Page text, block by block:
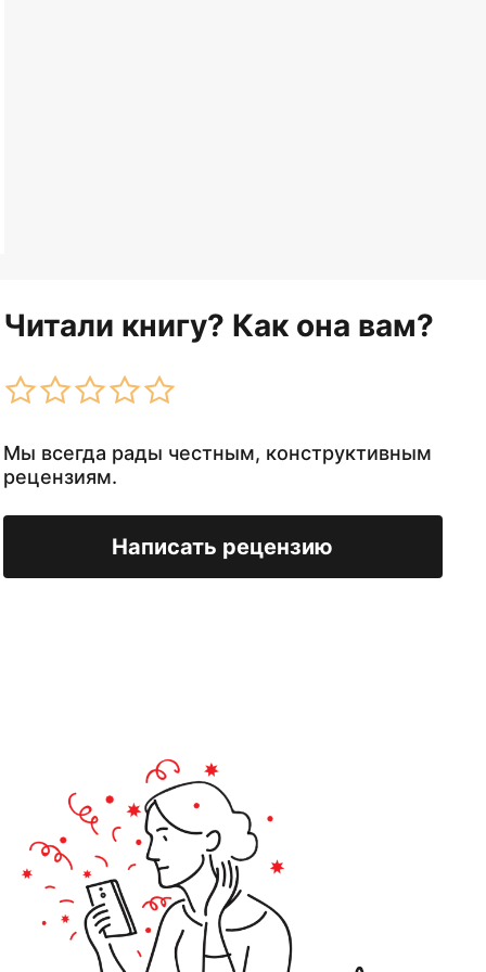
Читали книгу? Как она вам?
Мы всегда рады честным, конструктивным
рецензиям.
Написать рецензию